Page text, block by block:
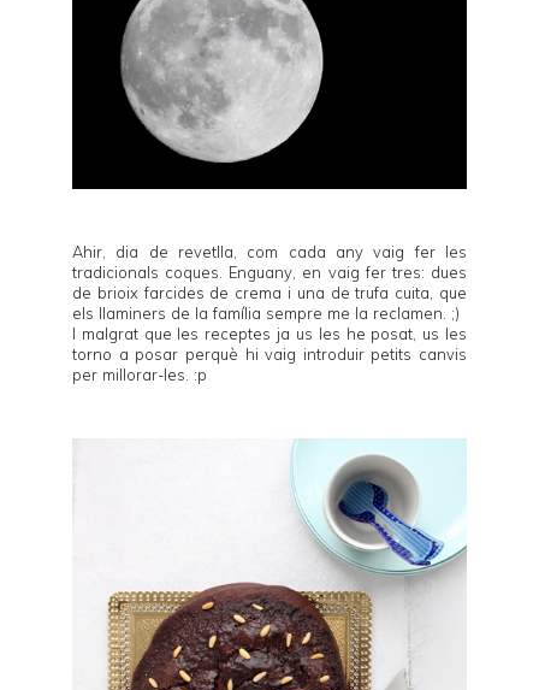
Ahir, dia de revetlla, com cada any vaig fer les
tradicionals coques. Enguany, en vaig fer tres: dues
de brioix farcides de crema i una de trufa cuita, que
els llaminers de la família sempre me la reclamen. ;)
I malgrat que les receptes ja us les he posat, us les
torno a posar perquè hi vaig introduir petits canvis
per millorar-les. :p